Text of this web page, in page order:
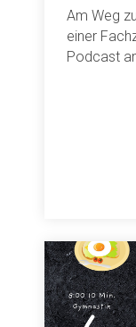
Am Weg
einer
Podcast